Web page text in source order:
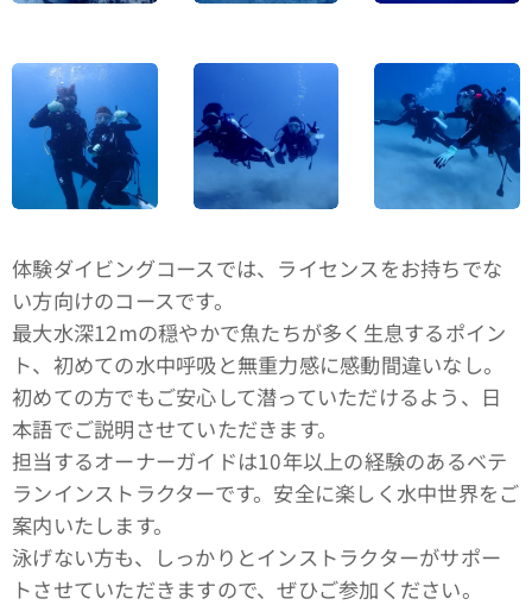
体験ダイビングコースでは、ライセンスをお持ちでな
い方向けのコースです。
最大水深12mの穏やかで魚たちが多く生息するポイン
ト、初めての水中呼吸と無重力感に感動間違いなし。
初めての方でもご安心して潜っていただけるよう、日
本語でご説明させていただきます。
担当するオーナーガイドは10年以上の経験のあるベテ
ランインストラクターです。安全に楽しく水中世界をご
案内いたします。
泳げない方も、しっかりとインストラクターがサポー
トさせていただきますので、ぜひご参加ください。